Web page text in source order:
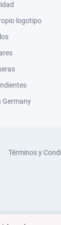
logotipo
Germany
Términos y